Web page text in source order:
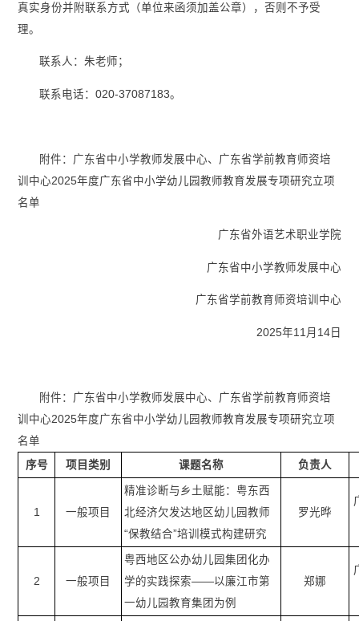
真实身份并附联系方式（单位来函须加盖公章），否则不予受
理。
联系人：朱老师；
联系电话：020-37087183。
附件：广东省中小学教师发展中心、广东省学前教育师资培
训中心2025年度广东省中小学幼儿园教师教育发展专项研究立项
名单
广东省外语艺术职业学院
广东省中小学教师发展中心
广东省学前教育师资培训中心
2025年11月14日
附件：广东省中小学教师发展中心、广东省学前教育师资培
训中心2025年度广东省中小学幼儿园教师教育发展专项研究立项
名单
序号
项目类别 课题名称 负责人
1 一般项目
精准诊断与乡土赋能：粤东西
北经济欠发达地区幼儿园教师
“保教结合”培训模式构建研究
罗光晔
2 一般项目
粤西地区公办幼儿园集团化办
学的实践探索——以廉江市第
一幼儿园教育集团为例
郑娜